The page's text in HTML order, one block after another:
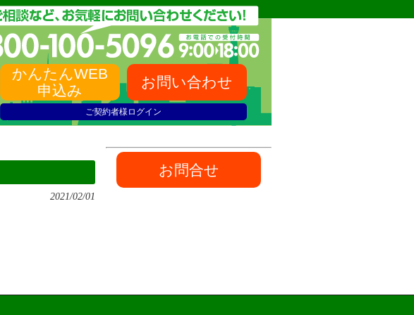
かんたんWEB
申込み
お問い合わせ
ご契約者様ログイン
2021/02/01
お問合せ